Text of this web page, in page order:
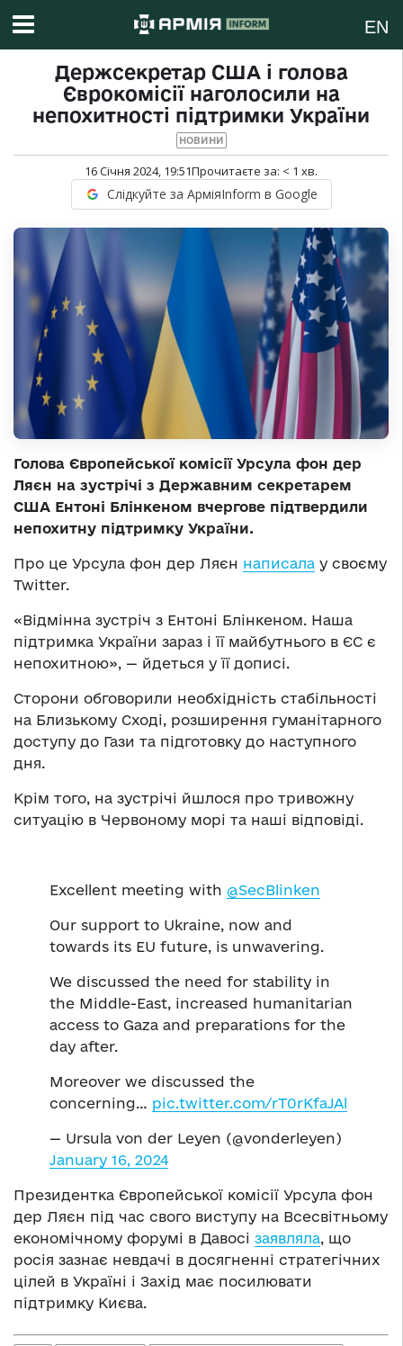
EN
Держсекретар США і голова
Єврокомісії наголосили на
непохитності підтримки України
НОВИНИ
16 Січня 2024, 19:51Прочитаєте за: < 1 хв.
Слідкуйте за АрміяInform в Google
Голова Європейської комісії Урсула фон дер
Ляєн на зустрічі з Державним секретарем
США Ентоні Блінкеном вчергове підтвердили
непохитну підтримку України.
Про це Урсула фон дер Ляєн написала у своєму
Twitter.
«Відмінна зустріч з Ентоні Блінкеном. Наша
підтримка України зараз і її майбутнього в ЄС є
непохитною», — йдеться у її дописі.
Сторони обговорили необхідність стабільності
на Близькому Сході, розширення гуманітарного
доступу до Гази та підготовку до наступного
дня.
Крім того, на зустрічі йшлося про тривожну
ситуацію в Червоному морі та наші відповіді.
Excellent meeting with @SecBlinken
Our support to Ukraine, now and
towards its EU future, is unwavering.
We discussed the need for stability in
the Middle-East, increased humanitarian
access to Gaza and preparations for the
day after.
Moreover we discussed the
concerning… pic.twitter.com/rT0rKfaJAl
— Ursula von der Leyen (@vonderleyen)
January 16, 2024
Президентка Європейської комісії Урсула фон
дер Ляєн під час свого виступу на Всесвітньому
економічному форумі в Давосі заявляла, що
росія зазнає невдачі в досягненні стратегічних
цілей в Україні і Захід має посилювати
підтримку Києва.